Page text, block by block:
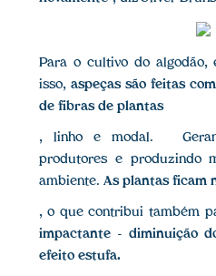
Para o cultivo do algodão,
isso, aspeças são feitas
de fibras de plantas
, linho e modal.
produtores e produzindo
ambiente. As plantas ficam
, o que contribui também
impactante- diminuição
efeito estufa.